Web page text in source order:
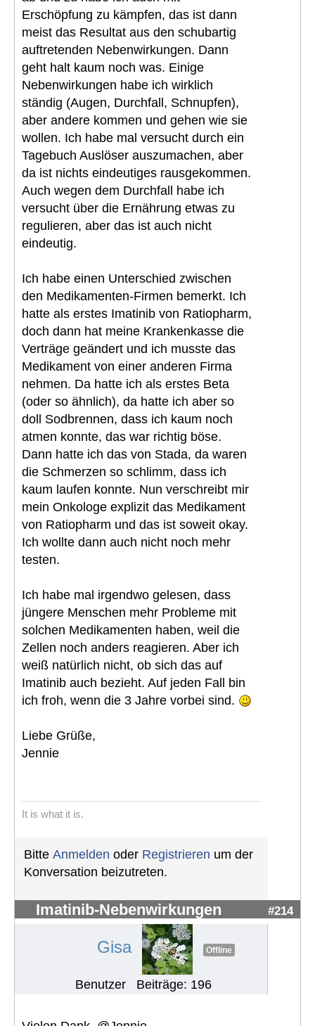
Erschöpfung zu kämpfen, das ist dann
meist das Resultat aus den schubartig
auftretenden Nebenwirkungen. Dann
geht halt kaum noch was. Einige
Nebenwirkungen habe ich wirklich
ständig (Augen, Durchfall, Schnupfen),
aber andere kommen und gehen wie sie
wollen. Ich habe mal versucht durch ein
Tagebuch Auslöser auszumachen, aber
da ist nichts eindeutiges rausgekommen.
Auch wegen dem Durchfall habe ich
versucht über die Ernährung etwas zu
regulieren, aber das ist auch nicht
eindeutig.
Ich habe einen Unterschied zwischen
den Medikamenten-Firmen bemerkt. Ich
hatte als erstes Imatinib von Ratiopharm,
doch dann hat meine Krankenkasse die
Verträge geändert und ich musste das
Medikament von einer anderen Firma
nehmen. Da hatte ich als erstes Beta
(oder so ähnlich), da hatte ich aber so
doll Sodbrennen, dass ich kaum noch
atmen konnte, das war richtig böse.
Dann hatte ich das von Stada, da waren
die Schmerzen so schlimm, dass ich
kaum laufen konnte. Nun verschreibt mir
mein Onkologe explizit das Medikament
von Ratiopharm und das ist soweit okay.
Ich wollte dann auch nicht noch mehr
testen.
Ich habe mal irgendwo gelesen, dass
jüngere Menschen mehr Probleme mit
solchen Medikamenten haben, weil die
Zellen noch anders reagieren. Aber ich
weiß natürlich nicht, ob sich das auf
Imatinib auch bezieht. Auf jeden Fall bin
ich froh, wenn die 3 Jahre vorbei sind.
Liebe Grüße,
Jennie
It is what it is.
Bitte Anmelden oder Registrieren um der
Konversation beizutreten.
Imatinib-Nebenwirkungen #214
Gisa Offline
Benutzer Beiträge: 196